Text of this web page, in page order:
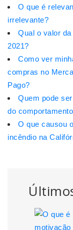
O que é
irrelevante?
Qual o valor
2021?
Como ver
compras no
Pago?
Quem pode
do
O que causou o
incêndio na